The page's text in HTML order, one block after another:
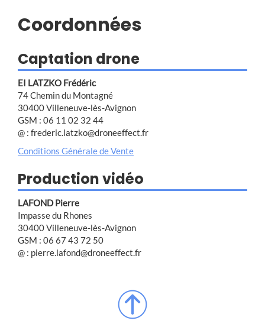
Coordonnées
Captation drone
EI LATZKO Frédéric
74 Chemin du Montagné
30400 Villeneuve-lès-Avignon
GSM : 06 11 02 32 44
@ : frederic.latzko@droneeffect.fr
Conditions Générale de Vente
Production vidéo
LAFOND Pierre
Impasse du Rhones
30400 Villeneuve-lès-Avignon
GSM : 06 67 43 72 50
@ : pierre.lafond@droneeffect.fr